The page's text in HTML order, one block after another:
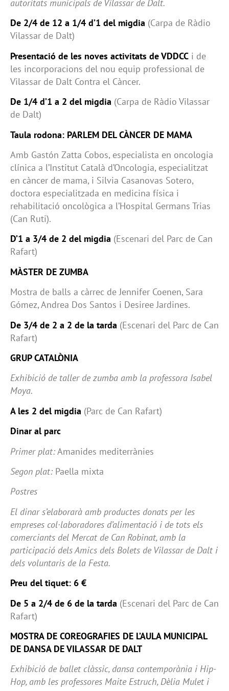
autoritats municipals de Vilassar de Dalt.
De 2/4 de 12 a 1/4 d’1 del migdia (Carpa de Ràdio
Vilassar de Dalt)
Presentació de les noves activitats de VDDCC i de
les incorporacions del nou equip professional de
Vilassar de Dalt Contra el Càncer.
De 1/4 d’1 a 2 del migdia (Carpa de Ràdio Vilassar
de Dalt)
Taula rodona: PARLEM DEL CÀNCER DE MAMA
Amb Gastón Zatta Cobos, especialista en oncologia
clínica a l’Institut Català d’Oncologia, especialitzat
en càncer de mama, i Silvia Casanovas Sotero,
doctora especialitzada en medicina física i
rehabilitació oncològica a l’Hospital Germans Trias
(Can Ruti).
D’1 a 3/4 de 2 del migdia (Escenari del Parc de Can
Rafart)
MÀSTER DE ZUMBA
Mostra de balls a càrrec de Jennifer Coenen, Sara
Gómez, Andrea Dos Santos i Desiree Jardines.
De 3/4 de 2 a 2 de la tarda (Escenari del Parc de Can
Rafart)
GRUP CATALÒNIA
Exhibició de taller de zumba amb la professora Isabel
Moya.
A les 2 del migdia (Parc de Can Rafart)
Dinar al parc
Primer plat:Amanides mediterrànies
Segon plat: Paella mixta
Postres
El dinar s’elaborarà amb productes donats per les
empreses col·laboradores d’alimentació i de tots els
comerciants del Mercat de Can Robinat, amb la
participació dels Amics dels Bolets de Vilassar de Dalt i
dels voluntaris de la Festa.
Preu del tiquet: 6 €
De 5 a 2/4 de 6 de la tarda (Escenari del Parc de Can
Rafart)
MOSTRA DE COREOGRAFIES DE L’AULA MUNICIPAL
DE DANSA DE VILASSAR DE DALT
Exhibició de ballet clàssic, dansa contemporània i Hip-
Hop, amb les professores Maite Estruch, Dèlia Mulet i